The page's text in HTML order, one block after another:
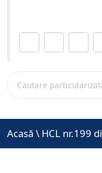
Acasă \ HCL nr.199